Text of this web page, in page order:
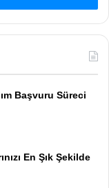
Başvuru Süreci
En Şık Şekilde